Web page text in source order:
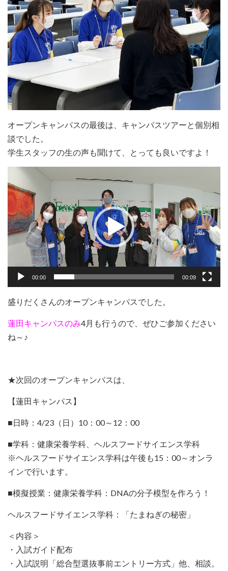
オープンキャンパスの最後は、キャンパスツアーと個別相
談でした。
学生スタッフの生の声も聞けて、とっても良いですよ！
画
プ
レ
ー
ヤ
ー
00:00 00:09
盛りだくさんのオープンキャンパスでした。
蓮田キャンパスのみ4月も行うので、ぜひご参加ください
ね～♪
★次回のオープンキャンパスは、
【蓮田キャンパス】
■日時：4/23（日）10：00～12：00
■学科：健康栄養学科、ヘルスフードサイエンス学科
※ヘルスフードサイエンス学科は午後も15：00～オンラ
インで行います。
■模擬授業：健康栄養学科：DNAの分子模型を作ろう！
ヘルスフードサイエンス学科：「たまねぎの秘密」
＜内容＞
・入試ガイド配布
・入試説明「総合型選抜事前エントリー方式」他、相談。